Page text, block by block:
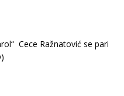
Cece Ražnatović se pari